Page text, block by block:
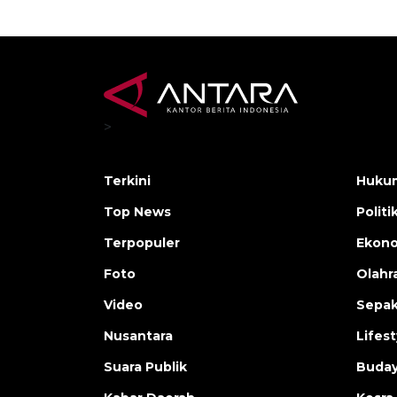
>
Terkini
Top News
Terpopuler
Foto
Video
Nusantara
Suara Publik